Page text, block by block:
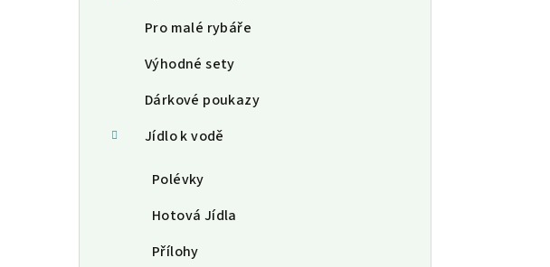
Pro malé rybáře
Výhodné sety
Dárkové poukazy
Jídlo k vodě
Polévky
Hotová Jídla
Přílohy